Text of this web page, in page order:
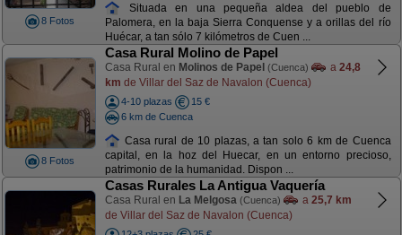
8 Fotos
Situada en una pequeña aldea del pueblo de
Palomera, en la baja Sierra Conquense y a orillas del río
Huécar, a tan sólo 7 kilómetros de Cuen ...
8 Fotos
Casa Rural Molino de Papel
Casa Rural en Molinos de Papel (Cuenca) a 24,8
km de Villar del Saz de Navalon (Cuenca)
4-10 plazas
15 €
6 km de Cuenca
Casa rural de 10 plazas, a tan solo 6 km de Cuenca
capital, en la hoz del Huecar, en un entorno precioso,
patrimonio de la humanidad. Dispon ...
Casas Rurales La Antigua Vaquería
Casa Rural en La Melgosa (Cuenca) a 25,7 km
de Villar del Saz de Navalon (Cuenca)